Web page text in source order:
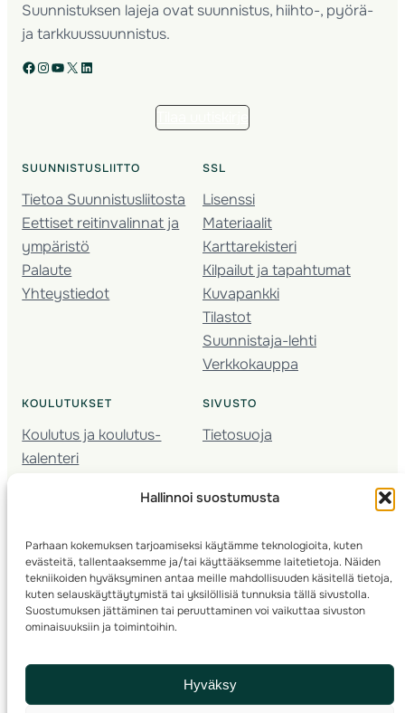
Hallinnoi suostumusta
Parhaan kokemuksen tarjoamiseksi käytämme teknologioita, kuten
evästeitä, tallentaaksemme ja/tai käyttääksemme laitetietoja. Näiden
tekniikoiden hyväksyminen antaa meille mahdollisuuden käsitellä tietoja,
kuten selauskäyttäytymistä tai yksilöllisiä tunnuksia tällä sivustolla.
Suostumuksen jättäminen tai peruuttaminen voi vaikuttaa sivuston
ominaisuuksiin ja toimintoihin.
Hyväksy
Suunnistuksen lajeja ovat suunnistus, hiihto-, pyörä-
ja tarkkuussuunnistus.
Facebook Instagram YouTube X LinkedIn
SUUNNISTUSLIITTO
Tietoa Suunnistusliitosta
Eettiset reitinvalinnat ja
ympäristö
Palaute
Yhteystiedot
SSL
Lisenssi
Materiaalit
Karttarekisteri
Kilpailut ja tapahtumat
Kuvapankki
Tilastot
Suunnistaja-lehti
Verkkokauppa
KOULUTUKSET
Koulutus ja koulutus­
kalenteri
Seura­kehittäminen
Kartoitus
Ratamestari
SIVUSTO
Tietosuoja
© 2025 ·Suomen Suunnistusliitto· Valimotie 10, 00380 Helsinki, Finland
info(a)suunnistusliitto.fi,Rastilipun asiat: rastilippu(a)suunnistusliitto.fi
Kilpailut ja kuntorastit – Rastilippu:::Rastilipun ohjeet